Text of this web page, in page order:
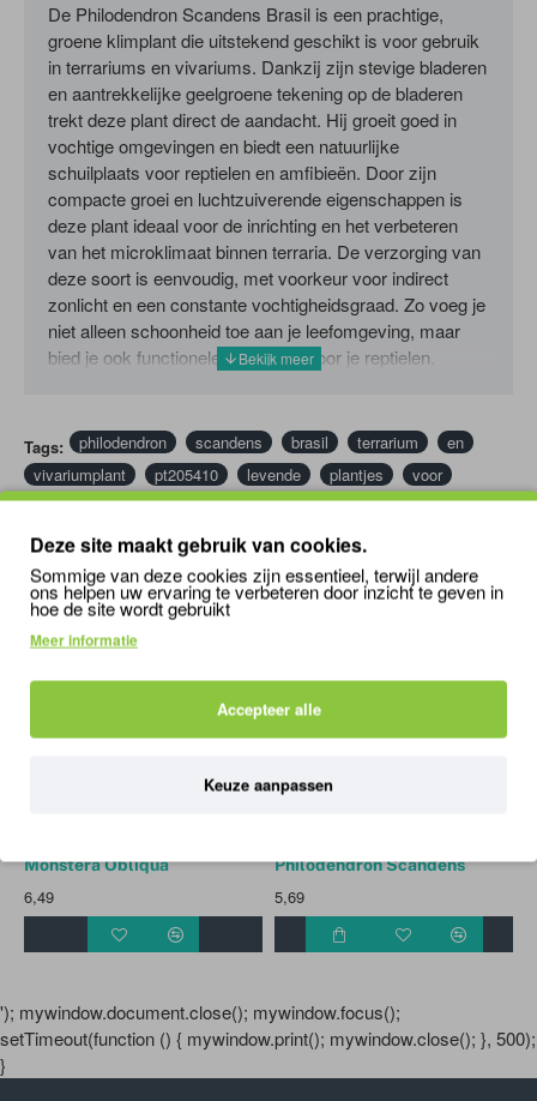
De Philodendron Scandens Brasil is een prachtige,
groene klimplant die uitstekend geschikt is voor gebruik
in terrariums en vivariums. Dankzij zijn stevige bladeren
en aantrekkelijke geelgroene tekening op de bladeren
trekt deze plant direct de aandacht. Hij groeit goed in
vochtige omgevingen en biedt een natuurlijke
schuilplaats voor reptielen en amfibieën. Door zijn
compacte groei en luchtzuiverende eigenschappen is
deze plant ideaal voor de inrichting en het verbeteren
van het microklimaat binnen terraria. De verzorging van
deze soort is eenvoudig, met voorkeur voor indirect
zonlicht en een constante vochtigheidsgraad. Zo voeg je
niet alleen schoonheid toe aan je leefomgeving, maar
bied je ook functionele voordelen voor je reptielen.
Tags: philodendron scandens brasil terrarium
en
vivariumplant
pt205410 levende plantjes
voor
terrarium
BIJPASSENDE / VERGELIJKBARE PRODUCTEN
Monstera Obliqua
6,49
Philodendron Scandens
5,69
'); mywindow.document.close(); mywindow.focus();
setTimeout(function () { mywindow.print(); mywindow.close(); }, 500);
}
Deze site maakt gebruik van cookies.
Sommige van deze cookies zijn essentieel, terwijl andere
ons helpen uw ervaring te verbeteren door inzicht te geven in
hoe de site wordt gebruikt
Meer informatie
Accepteer alle
Keuze aanpassen